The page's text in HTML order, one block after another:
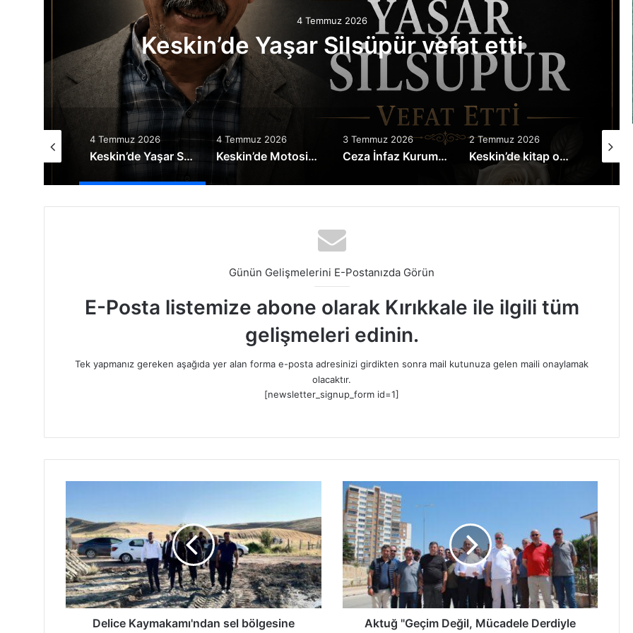
Keskin’de Motosiklet Kazası: 19 Yaşındaki
Sürücü Hayatını Kaybetti
4 Temmuz 2026
Keskin’de Motosiklet Kazası: 19 Yaşındaki Sürücü Hayatını Kaybetti
3 Temmuz 2026
Ceza İnfaz Kurumları Turnuvasında şampiyon belli oldu
2 Temmuz 2026
Keskin’de kitap okuyan kazandı!
28 Haziran 2026
Kırıkkale’nin Tanınmış Eşraflarından Meral Ailesinin Acı Günü
Günün Gelişmelerini E-Postanızda Görün
E-Posta listemize abone olarak Kırıkkale ile ilgili tüm
gelişmeleri edinin.
Tek yapmanız gereken aşağıda yer alan forma e-posta adresinizi girdikten sonra mail kutunuza gelen maili onaylamak
olacaktır.
[newsletter_signup_form id=1]
l
i
c
e
K
a
y
Delice Kaymakamı'ndan sel bölgesine
A
k
t
u
ğ
"
G
e
ç
Aktuğ "Geçim Değil, Mücadele Derdiyle